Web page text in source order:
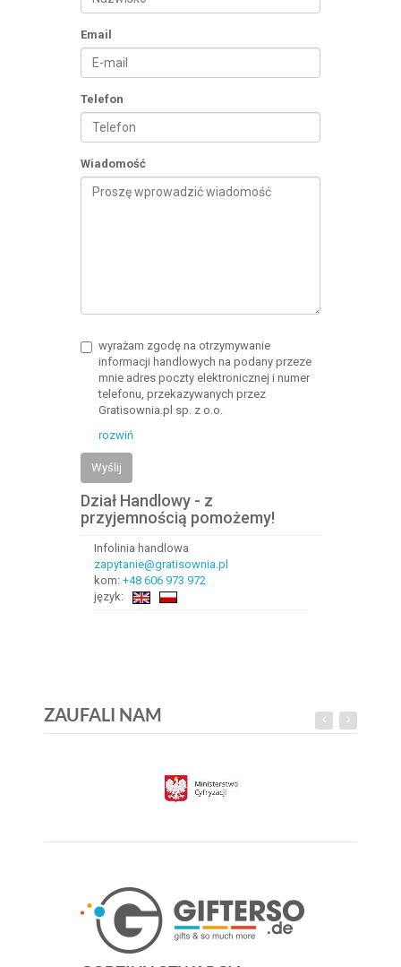
Email
Telefon
Wiadomość
wyrażam zgodę na otrzymywanie
informacji handlowych na podany przeze
mnie adres poczty elektronicznej i numer
telefonu, przekazywanych przez
Gratisownia.pl sp. z o.o.
rozwiń
Wyślij
Dział Handlowy - z
przyjemnością pomożemy!
Infolinia handlowa
zapytanie@gratisownia.pl
kom: +48 606 973 972
język:
ZAUFALI NAM